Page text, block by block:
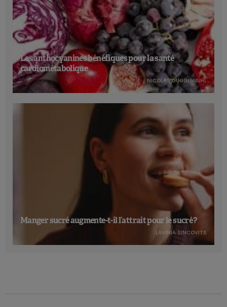
Les anthocyanines bénéfiques pour la santé
cardiométabolique
NICOLAS GUGGENBÜHL
Manger sucré augmente-t-il l’attrait pour le sucré ?
LAVINIA SINCOVITS